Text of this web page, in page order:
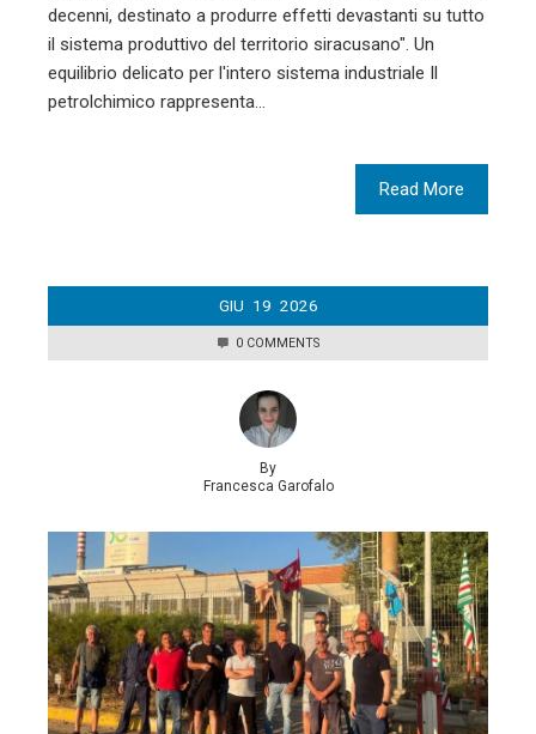
decenni, destinato a produrre effetti devastanti su tutto
il sistema produttivo del territorio siracusano". Un
equilibrio delicato per l'intero sistema industriale Il
petrolchimico rappresenta…
Read More
GIU 19 2026
0 COMMENTS
By
Francesca Garofalo